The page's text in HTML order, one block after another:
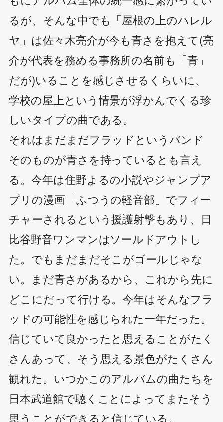
るが、そんな中でも「屋根の上のハレル
ヤ」は佐々木亮介が今も青さを抱えて(亮
介が代表を務める事務所の名前も「青」
だが)いることを感じさせるくらいに、
学校の屋上という情景が浮かんでくる珍
しいタイプの曲である。
それはまだまだフラッドというバンド
そのものが青さを持っているとも言え
る。今年は住野よるの小説やジャンプア
プリの漫画「ふつうの軽音部」でフィー
チャーされるという援護射撃もあり、日
比谷野音ワンマンはソールドアウトし
た。でもまだまだそこがゴールじゃな
い。まだ青さがあるから、これから先に
どこにだって行ける。今年はそんなフラ
ッドの可能性を感じられた一年だった。
信じていて良かったと思えることがたく
さんあって、そう思える景色がたくさん
観れた。いつかこのアルバムの曲たちを
日本武道館で聴くことによってまたそう
思うことができると信じている。